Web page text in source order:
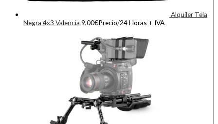
Alquiler Tela
Negra 4x3 Valencia 9,00€Precio/24 Horas + IVA